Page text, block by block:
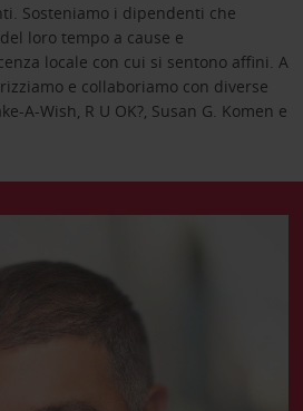
Sosteniamo i dipendenti che
loro tempo a cause e
locale con cui si sentono affini. A
e collaboriamo con diverse
A-Wish, R U OK?, Susan G. Komen e